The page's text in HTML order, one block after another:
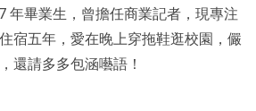
年畢業生，曾擔任商業記者，現專注
宿五年，愛在晚上穿拖鞋逛校園，儼
還請多多包涵囈語！